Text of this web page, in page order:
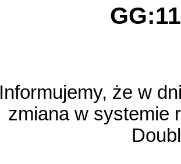
Informujemy, że w
zmiana w systemie